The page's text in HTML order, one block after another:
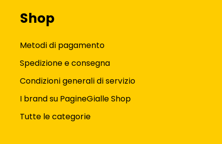
Shop
Metodi di pagamento
Spedizione e consegna
Condizioni generali di servizio
I brand su PagineGialle Shop
Tutte le categorie